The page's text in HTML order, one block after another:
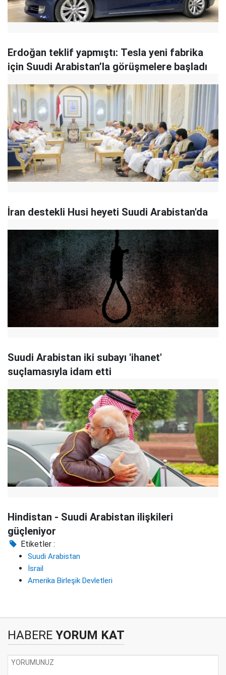
Erdoğan teklif yapmıştı: Tesla yeni fabrika
için Suudi Arabistan’la görüşmelere başladı
İran destekli Husi heyeti Suudi Arabistan'da
Suudi Arabistan iki subayı 'ihanet'
suçlamasıyla idam etti
Hindistan - Suudi Arabistan ilişkileri
güçleniyor
Etiketler :
Suudi Arabistan
İsrail
Amerika Birleşik Devletleri
HABERE YORUM KAT